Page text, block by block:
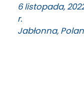
6listopada,
Jabłonna,